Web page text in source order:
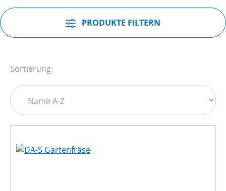
PRODUKTE FILTERN
Sortierung: